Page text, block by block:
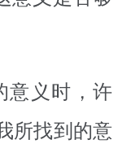
意义时，许
所找到的意